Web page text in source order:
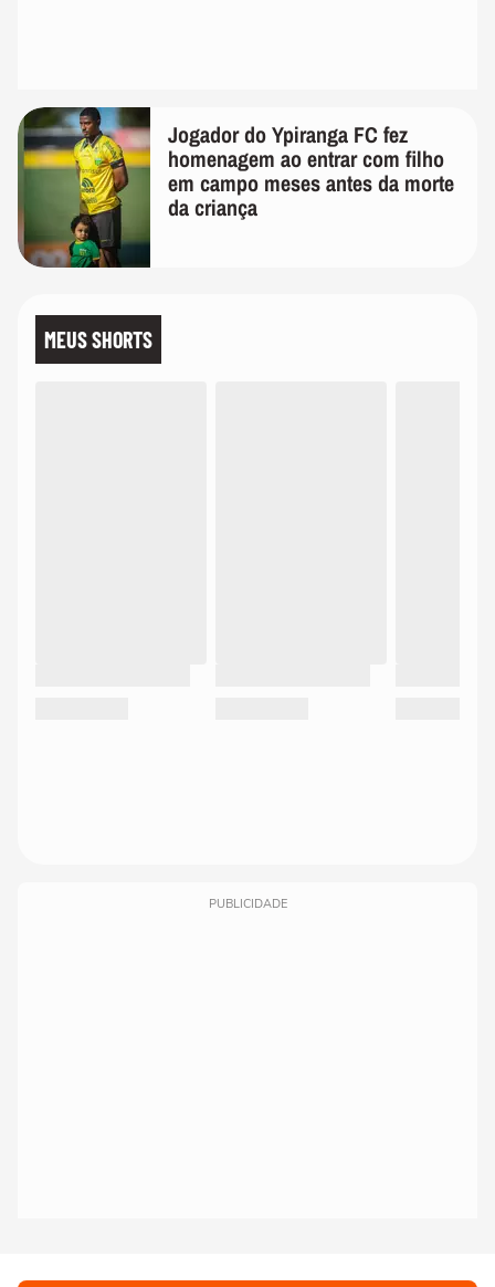
Jogador do Ypiranga FC fez
homenagem ao entrar com filho
em campo meses antes da morte
da criança
MEUS SHORTS
PUBLICIDADE